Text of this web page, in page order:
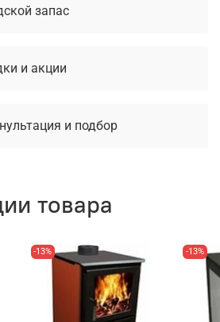
запас
и акции
и подбор
товара
-13% -13%